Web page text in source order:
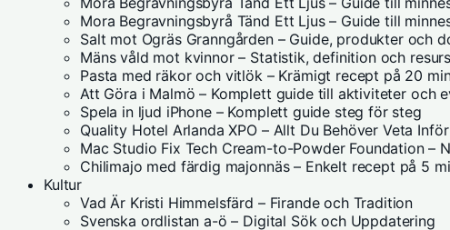
Mora Begravningsbyrå Tänd Ett Ljus – Guide till
Salt mot Ogräs Granngården – Guide, produkter och
Mäns våld mot kvinnor – Statistik, definition och
Pasta med räkor och vitlök – Krämigt recept på 20
Att Göra i Malmö – Komplett guide till aktiviteter och
Spela in ljud iPhone – Komplett guide steg för steg
Quality Hotel Arlanda XPO – Allt Du Behöver Veta
Mac Studio Fix Tech Cream-to-Powder Foundation –
Chilimajo med färdig majonnäs – Enkelt recept på 5
Kultur
Vad Är Kristi Himmelsfärd – Firande och Tradition
Svenska ordlistan a-ö – Digital Sök och Uppdatering